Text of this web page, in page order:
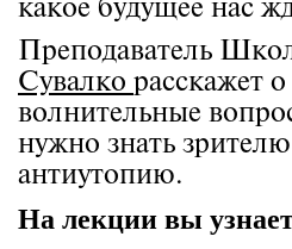
какое будущее нас
Преподаватель
Сувалко расскажет
волнительные
нужно знать
антиутопию.
На лекции вы